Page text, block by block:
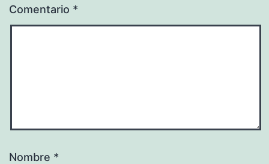
Comentario *
Nombre *